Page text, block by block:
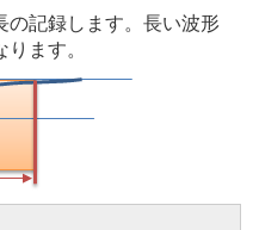
の記録します。長い波形
ます。